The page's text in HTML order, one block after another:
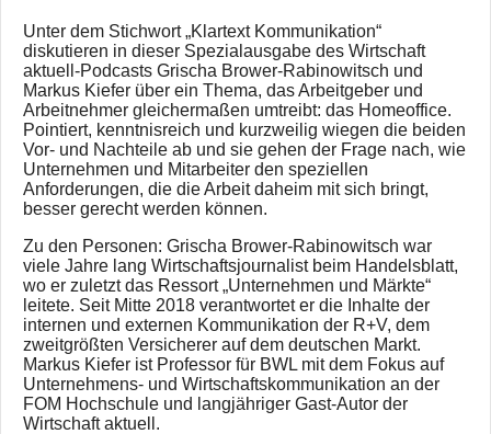
Unter dem Stichwort „Klartext Kommunikation“
diskutieren in dieser Spezialausgabe des Wirtschaft
aktuell-Podcasts Grischa Brower-Rabinowitsch und
Markus Kiefer über ein Thema, das Arbeitgeber und
Arbeitnehmer gleichermaßen umtreibt: das Homeoffice.
Pointiert, kenntnisreich und kurzweilig wiegen die beiden
Vor- und Nachteile ab und sie gehen der Frage nach, wie
Unternehmen und Mitarbeiter den speziellen
Anforderungen, die die Arbeit daheim mit sich bringt,
besser gerecht werden können.
Zu den Personen: Grischa Brower-Rabinowitsch war
viele Jahre lang Wirtschaftsjournalist beim Handelsblatt,
wo er zuletzt das Ressort „Unternehmen und Märkte“
leitete. Seit Mitte 2018 verantwortet er die Inhalte der
internen und externen Kommunikation der R+V, dem
zweitgrößten Versicherer auf dem deutschen Markt.
Markus Kiefer ist Professor für BWL mit dem Fokus auf
Unternehmens- und Wirtschaftskommunikation an der
FOM Hochschule und langjähriger Gast-Autor der
Wirtschaft aktuell.